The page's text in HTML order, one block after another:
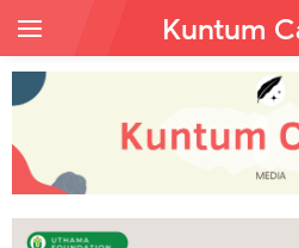
Kuntum